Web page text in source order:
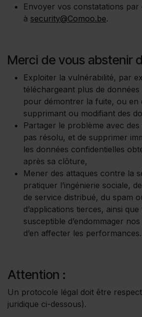
Envoyer vos constatations par
à security@Comoo.be.
Merci de vous abstenir
Exploiter la vulnérabilité, par
téléchargeant plus de données
pour démontrer la fuite, ou en
supprimant ou modifiant des
Partager le problème avec des
pas résolu, et de supprimer
les données confidentielles
après sa clôture,
Mener des attaques contre la
pratiquer l’ingénierie sociale,
de service distribué, du spam
d’applications tierces, ainsi
susceptible d’endommager
d’en affecter les performances.
Attention :
Un protocole légal doit être
juridique ci-dessous).